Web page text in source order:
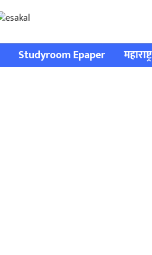
Studyroom Epaper महाराष्ट्र